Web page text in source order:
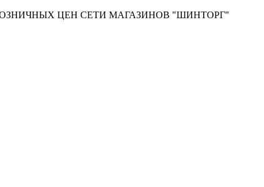
ЦЕН СЕТИ МАГАЗИНОВ "ШИНТОРГ"